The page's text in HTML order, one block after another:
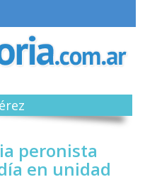
peronista
en unidad